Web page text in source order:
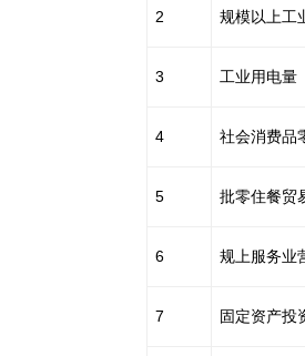
2 规模以上工
3 工业用电量
4 社会消费品
5 批零住餐贸
6 规上服务业
7 固定资产投